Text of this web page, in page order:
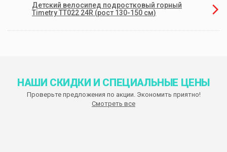
Детский велосипед подростковый горный
Timetry TT022 24R (рост 130-150 см)
НАШИ СКИДКИ И СПЕЦИАЛЬНЫЕ ЦЕНЫ
Проверьте предложения по акции. Экономить приятно!
Смотреть все